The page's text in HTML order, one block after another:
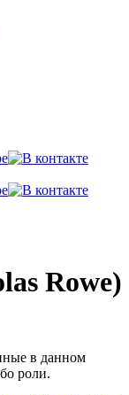
Rowe)
в данном
роли.